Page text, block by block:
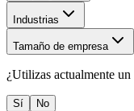
Industrias
Tamaño de empresa
¿Utilizas actualmente un
Sí No